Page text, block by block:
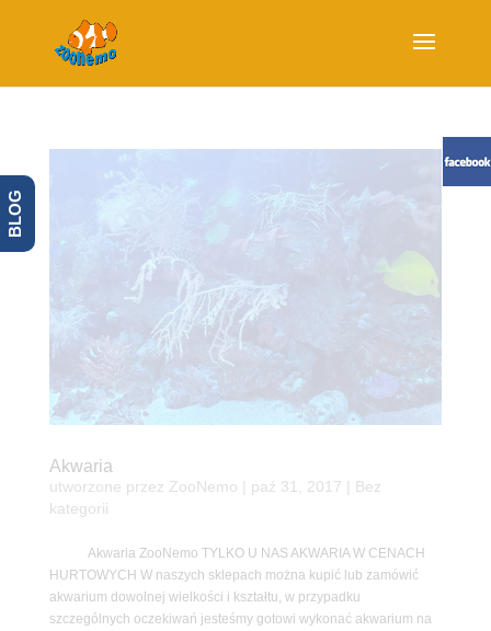
Akwaria
utworzone przez ZooNemo paź 31, 2017 | Bez
kategorii
Akwaria ZooNemo TYLKO U NAS AKWARIA W CENACH
HURTOWYCH W naszych sklepach można kupić lub zamówić
akwarium dowolnej wielkości i kształtu, w przypadku
szczególnych oczekiwań jesteśmy gotowi wykonać akwarium na
BLOG